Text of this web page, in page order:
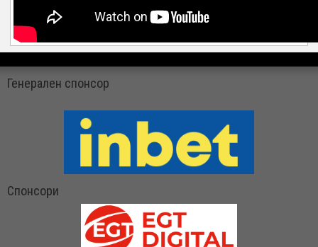
Генерален спонсор
Спонсори